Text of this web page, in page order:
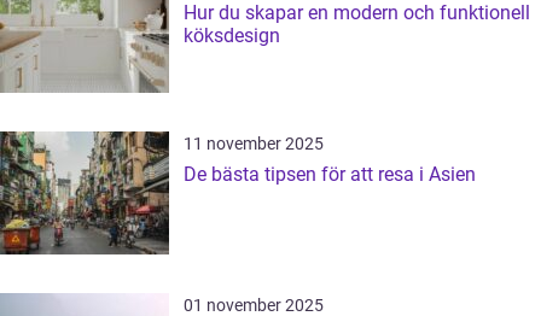
Hur du skapar en modern och funktionell
köksdesign
11 november 2025
De bästa tipsen för att resa i Asien
01 november 2025